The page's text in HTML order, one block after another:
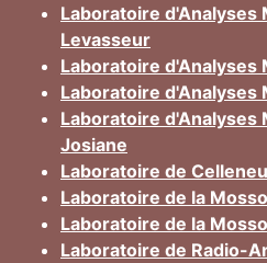
Laboratoire d'Analyses
Levasseur
Laboratoire d'Analyses
Laboratoire d'Analyses
Laboratoire d'Analyses
Josiane
Laboratoire de
Laboratoire de la
Laboratoire de la
Laboratoire de Radio-